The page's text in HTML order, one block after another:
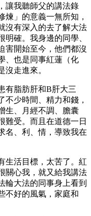
讓我聽師父的講法錄
煉」的意義一無所知，
沒有深入的去了解大法
確。我身邊的同學、
害開始至今，他們都沒
、也是同事紅蓮（化
沒走進來。
有脂肪肝和B肝大三
不少時間、精力和錢，
生、月經不調、膽囊
難受。而且在道德一日
名、利、情，導致我在
生活目標，太苦了。紅
關心我，就又給我講法
輪大法的同事身上看到
不好的風氣，家庭和